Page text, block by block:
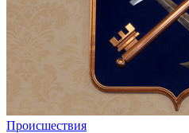
Происшествия